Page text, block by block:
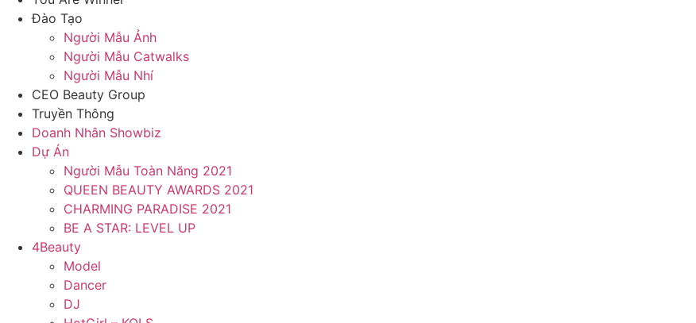
Đào Tạo
Người Mẫu Ảnh
Người Mẫu Catwalks
Người Mẫu Nhí
CEO Beauty Group
Truyền Thông
Doanh Nhân Showbiz
Dự Án
Người Mẫu Toàn Năng 2021
QUEEN BEAUTY AWARDS 2021
CHARMING PARADISE 2021
BE A STAR: LEVEL UP
4Beauty
Model
Dancer
DJ